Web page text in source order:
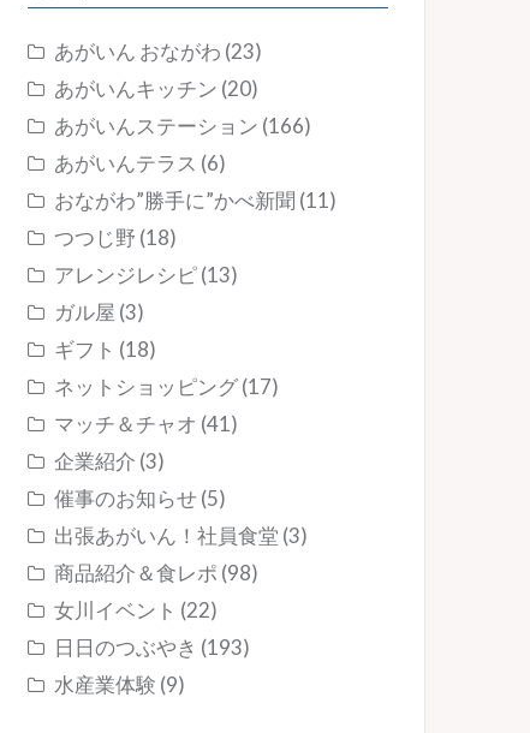
あがいん おながわ (23)
あがいんキッチン (20)
あがいんステーション (166)
あがいんテラス (6)
おながわ”勝手に”かべ新聞 (11)
つつじ野 (18)
アレンジレシピ(13)
ガル屋 (3)
ギフト (18)
ネットショッピング(17)
マッチ＆チャオ (41)
企業紹介 (3)
催事のお知らせ(5)
出張あがいん！社員食堂 (3)
商品紹介＆食レポ (98)
女川イベント (22)
日日のつぶやき (193)
水産業体験 (9)